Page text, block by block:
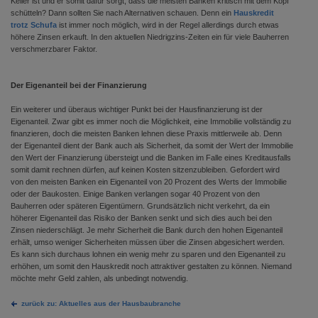
schütteln? Dann sollten Sie nach Alternativen schauen. Denn ein Hauskredit
trotz Schufa ist immer noch möglich, wird in der Regel allerdings durch etwas
höhere Zinsen erkauft. In den aktuellen Niedrigzins-Zeiten ein für viele Bauherren
verschmerzbarer Faktor.
Der Eigenanteil bei der Finanzierung
Ein weiterer und überaus wichtiger Punkt bei der Hausfinanzierung ist der
Eigenanteil. Zwar gibt es immer noch die Möglichkeit, eine Immobilie vollständig zu
finanzieren, doch die meisten Banken lehnen diese Praxis mittlerweile ab. Denn
der Eigenanteil dient der Bank auch als Sicherheit, da somit der Wert der Immobilie
den Wert der Finanzierung übersteigt und die Banken im Falle eines Kreditausfalls
somit damit rechnen dürfen, auf keinen Kosten sitzenzubleiben. Gefordert wird
von den meisten Banken ein Eigenanteil von 20 Prozent des Werts der Immobilie
oder der Baukosten. Einige Banken verlangen sogar 40 Prozent von den
Bauherren oder späteren Eigentümern. Grundsätzlich nicht verkehrt, da ein
höherer Eigenanteil das Risiko der Banken senkt und sich dies auch bei den
Zinsen niederschlägt. Je mehr Sicherheit die Bank durch den hohen Eigenanteil
erhält, umso weniger Sicherheiten müssen über die Zinsen abgesichert werden.
Es kann sich durchaus lohnen ein wenig mehr zu sparen und den Eigenanteil zu
erhöhen, um somit den Hauskredit noch attraktiver gestalten zu können. Niemand
möchte mehr Geld zahlen, als unbedingt notwendig.
zurück zu: Aktuelles aus der Hausbaubranche